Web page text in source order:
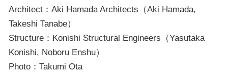
Architect：Aki Hamada Architects（Aki Hamada,
Takeshi Tanabe）
Structure：Konishi Structural Engineers（Yasutaka
Konishi, Noboru Enshu）
Photo：Takumi Ota